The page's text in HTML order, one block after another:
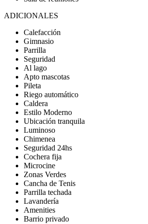
ADICIONALES
Calefacción
Gimnasio
Parrilla
Seguridad
Al lago
Apto mascotas
Pileta
Riego automático
Caldera
Estilo Moderno
Ubicación tranquila
Luminoso
Chimenea
Seguridad 24hs
Cochera fija
Microcine
Zonas Verdes
Cancha de Tenis
Parrilla techada
Lavandería
Amenities
Barrio privado